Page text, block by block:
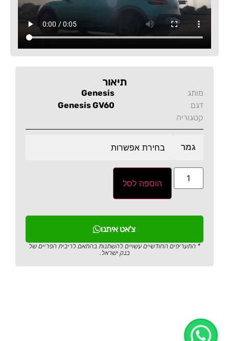
תיאור
מותג
Genesis
דגם
Genesis GV60
קטגוריה
גמר
הוספה לסל
צ'אט איתנו
* התעריפים החודשיים עשויים להשתנות בהתאם לריבית הפריים של
בנק ישראל.